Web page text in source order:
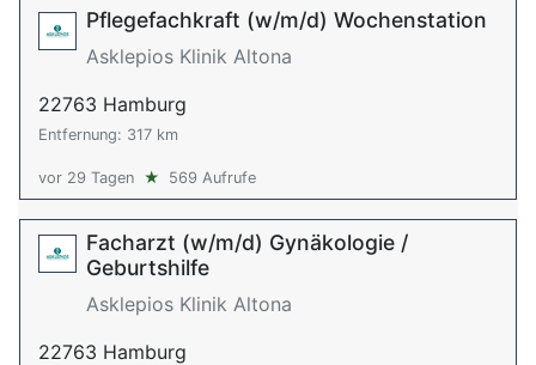
Pflegefachkraft (w/m/d) Wochenstation
Asklepios Klinik Altona
22763 Hamburg
Entfernung: 317 km
vor 29 Tagen ★ 569 Aufrufe
Facharzt (w/m/d) Gynäkologie /
Geburtshilfe
Asklepios Klinik Altona
22763 Hamburg